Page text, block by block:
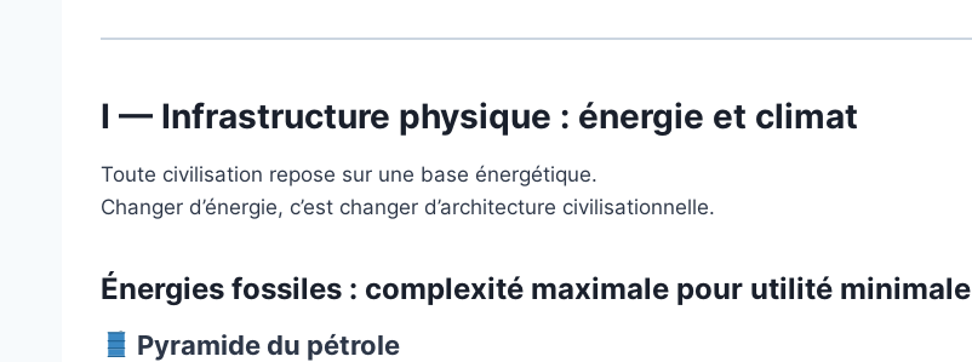
I — Infrastructure physique : énergie et climat
Toute civilisation repose sur une base énergétique.
Changer d’énergie, c’est changer d’architecture civilisationnelle.
Énergies fossiles : complexité maximale pour utilité minimale
Pyramide du pétrole